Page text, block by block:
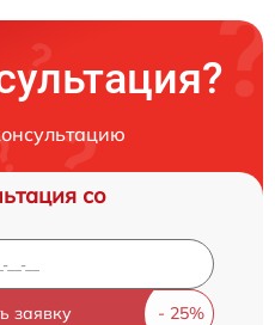
со
заявку